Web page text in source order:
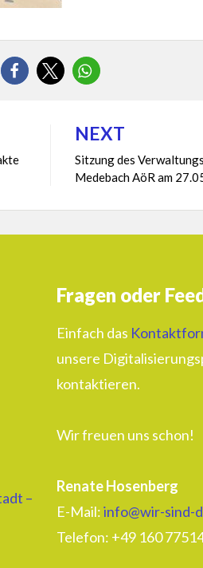
NEXT
Sitzung des
Medebach AöR am
–
Fragen oder
Einfach das
unsere
kontaktieren.
Wir freuen uns schon!
Renate Hosenberg
E-Mail:info@wir-sind-
Telefon: ‭+49 160